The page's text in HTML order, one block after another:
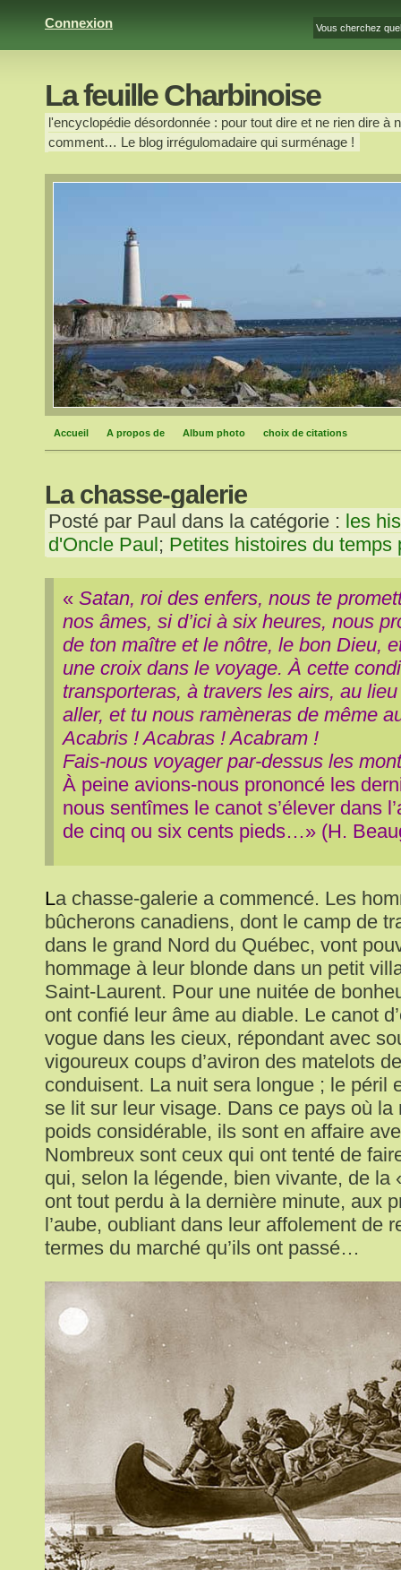
Connexion
La feuille Charbinoise
l'encyclopédie désordonnée : pour tout dire et ne rien dire
comment… Le blog irrégulomadaire qui surménage !
Accueil A propos de Album photo choix de citations
La chasse-galerie
Posté par Paul dans la catégorie : les
d'Oncle Paul; Petites histoires du temps
« Satan, roi des enfers, nous te
nos âmes, si d’ici à six heures, nous
de ton maître et le nôtre, le bon Dieu,
une croix dans le voyage. À cette
transporteras, à travers les airs, au
aller, et tu nous ramèneras de même
Acabris ! Acabras ! Acabram !
Fais-nous voyager par-dessus les
À peine avions-nous prononcé les
nous sentîmes le canot s’élever dans
de cinq ou six cents pieds…» (H.
La chasse-galerie a commencé. Les
bûcherons canadiens, dont le camp de
dans le grand Nord du Québec, vont
hommage à leur blonde dans un petit
Saint-Laurent. Pour une nuitée de
ont confié leur âme au diable. Le canot
vogue dans les cieux, répondant avec
vigoureux coups d’aviron des matelots
conduisent. La nuit sera longue ; le péril
se lit sur leur visage. Dans ce pays où la
poids considérable, ils sont en affaire
Nombreux sont ceux qui ont tenté de
qui, selon la légende, bien vivante, de la
ont tout perdu à la dernière minute, aux
l’aube, oubliant dans leur affolement de
termes du marché qu’ils ont passé…